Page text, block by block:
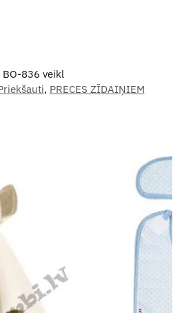
BO-836 veikl
, PRECES ZĪDAIŅIEM